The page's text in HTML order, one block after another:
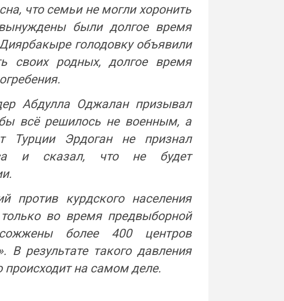
что семьи не могли хоронить
были долгое время
голодовку объявили
своих родных, долгое время
Абдулла Оджалан призывал
всё решилось не военным, а
Турции Эрдоган не признал
и сказал, что не будет
против курдского населения
во время предвыборной
более 400 центров
В результате такого давления
происходит на самом деле.